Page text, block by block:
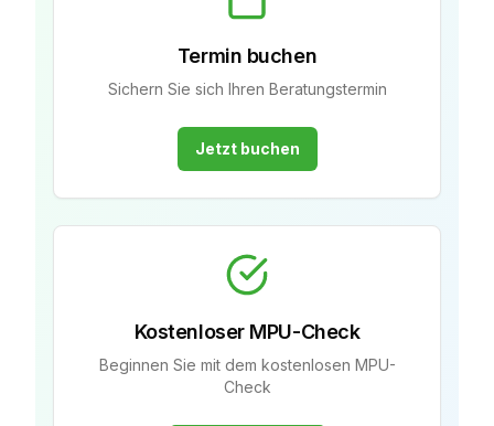
Termin buchen
Sichern Sie sich Ihren Beratungstermin
Jetzt buchen
Kostenloser MPU-Check
Beginnen Sie mit dem kostenlosen MPU-
Check